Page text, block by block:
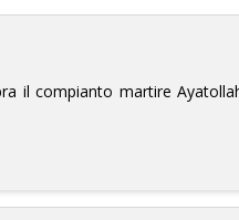
il compianto martire